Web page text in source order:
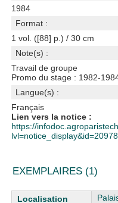
1984
Format :
1 vol. ([88] p.) / 30 cm
Note(s) :
Travail de groupe
Promo du stage : 1982-
Langue(s) :
Français
Lien vers la notice :
https://
EXEMPLAIRES (1)
Liste des exemplaires